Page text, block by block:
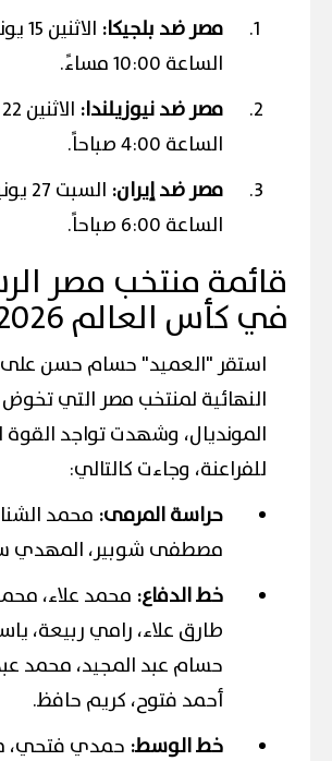
مصر ضد بلجيكا:
الساعة 10:00 مساءً.
مصر ضد نيوزيلندا:
الساعة 4:00 صباحاً.
مصر ضد إيران:
السبت
الساعة 6:00 صباحاً.
قائمة منتخب مصر
في كأس العالم 2026
استقر "العميد" حسام حسن على
النهائية لمنتخب مصر التي
المونديال، وشهدت تواجد القوة
للفراعنة، وجاءت كالتالي:
حراسة المرمى: محمد
مصطفى شوبير، المهدي
خط الدفاع: محمد علاء،
طارق علاء، رامي ربيعة،
حسام عبد المجيد، محمد
أحمد فتوح، كريم حافظ.
خط الوسط: حمدي فتحي،